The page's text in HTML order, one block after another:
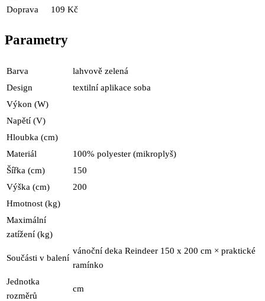
Doprava
109 Kč
Parametry
Barva
lahvově zelená
Design
textilní aplikace soba
Výkon (W)
Napětí (V)
Hloubka (cm)
Materiál
100% polyester (mikroplyš)
Šířka (cm)
150
Výška (cm)
200
Hmotnost (kg)
Maximální
zatížení (kg)
Součásti v balení
vánoční deka Reindeer 150 x 200 cm × praktické
ramínko
Jednotka
rozměrů
cm